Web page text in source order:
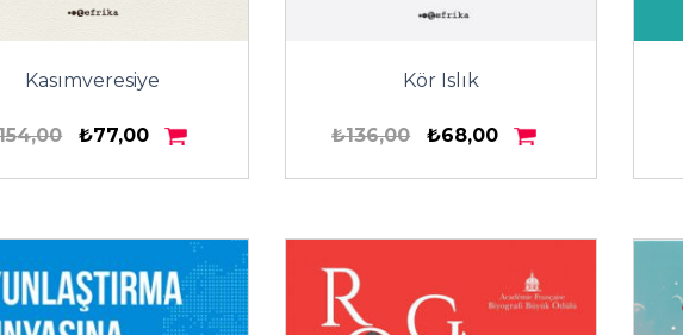
Kasımveresiye
₺77,00
Kör Islık
₺136,00 ₺68,00